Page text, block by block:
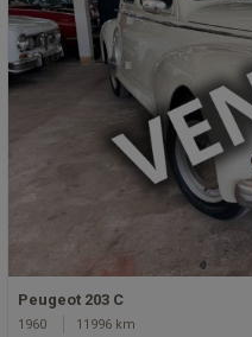
Peugeot 203 C
1960 11996 km